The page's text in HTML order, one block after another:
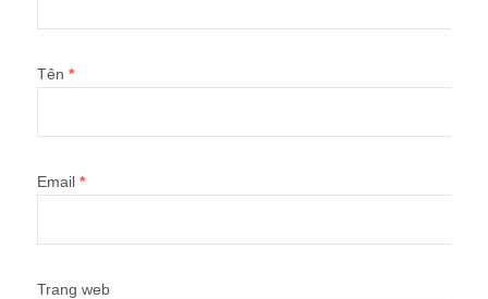
Tên *
Email *
Trang web